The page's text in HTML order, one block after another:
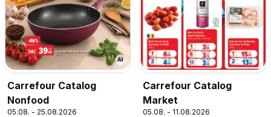
Carrefour Catalog
Nonfood
05.08. - 25.08.2026
Carrefour Catalog
Market
05.08. - 11.08.2026